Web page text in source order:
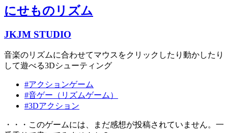
にせものリズム
JKJM STUDIO
音楽のリズムに合わせてマウスをクリックしたり動かしたり
して遊べる3Dシューティング
#アクションゲーム
#音ゲー（リズムゲーム）
#3Dアクション
・・・このゲームには、まだ感想が投稿されていません。一